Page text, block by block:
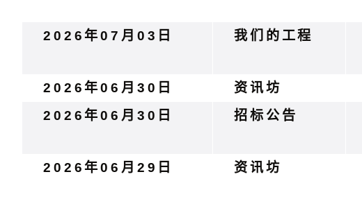
2026年07月03日
我们的工程
2026年06月30日
资讯坊
2026年06月30日
招标公告
2026年06月29日
资讯坊